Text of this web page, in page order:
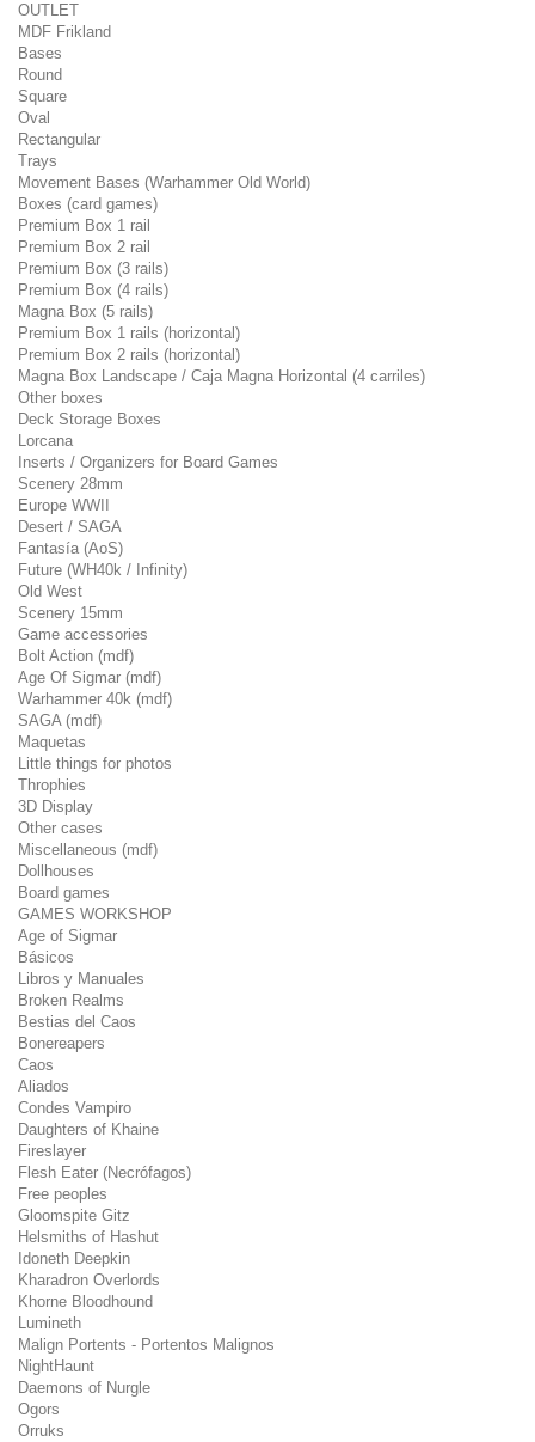
OUTLET
MDF Frikland
Bases
Round
Square
Oval
Rectangular
Trays
Movement Bases (Warhammer Old World)
Boxes (card games)
Premium Box 1 rail
Premium Box 2 rail
Premium Box (3 rails)
Premium Box (4 rails)
Magna Box (5 rails)
Premium Box 1 rails (horizontal)
Premium Box 2 rails (horizontal)
Magna Box Landscape / Caja Magna Horizontal (4 carriles)
Other boxes
Deck Storage Boxes
Lorcana
Inserts / Organizers for Board Games
Scenery 28mm
Europe WWII
Desert / SAGA
Fantasía (AoS)
Future (WH40k / Infinity)
Old West
Scenery 15mm
Game accessories
Bolt Action (mdf)
Age Of Sigmar (mdf)
Warhammer 40k (mdf)
SAGA (mdf)
Maquetas
Little things for photos
Throphies
3D Display
Other cases
Miscellaneous (mdf)
Dollhouses
Board games
GAMES WORKSHOP
Age of Sigmar
Básicos
Libros y Manuales
Broken Realms
Bestias del Caos
Bonereapers
Caos
Aliados
Condes Vampiro
Daughters of Khaine
Fireslayer
Flesh Eater (Necrófagos)
Free peoples
Gloomspite Gitz
Helsmiths of Hashut
Idoneth Deepkin
Kharadron Overlords
Khorne Bloodhound
Lumineth
Malign Portents - Portentos Malignos
NightHaunt
Daemons of Nurgle
Ogors
Orruks